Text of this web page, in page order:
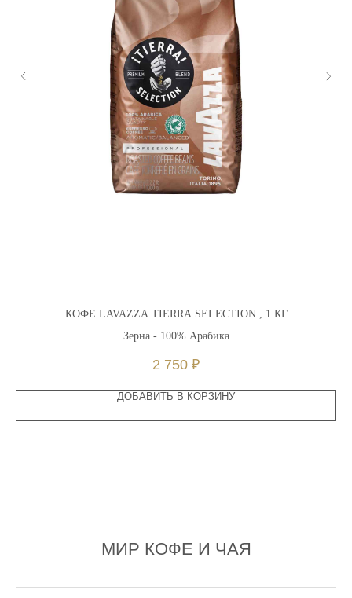
КОФЕ LAVAZZA TIERRA SELECTION , 1 КГ
Зерна - 100% Арабика
2 750 ₽
ДОБАВИТЬ В КОРЗИНУ
МИР КОФЕ И ЧАЯ